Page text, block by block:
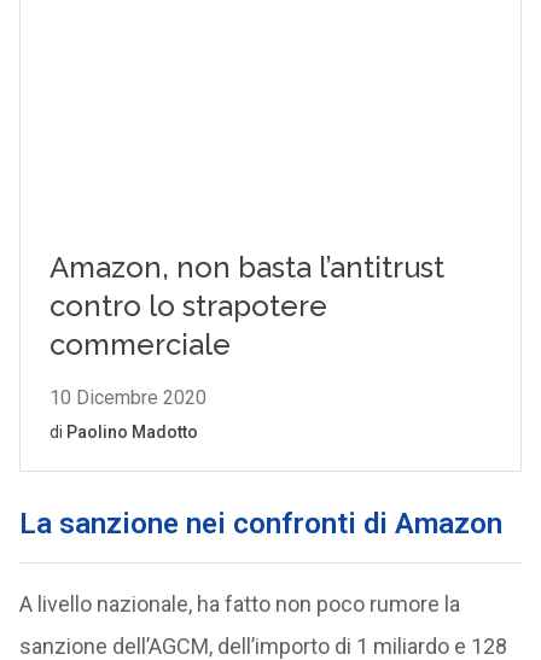
La sanzione nei confronti di Amazon
A livello nazionale, ha fatto non poco rumore la
sanzione dell’AGCM, dell’importo di 1 miliardo e 128